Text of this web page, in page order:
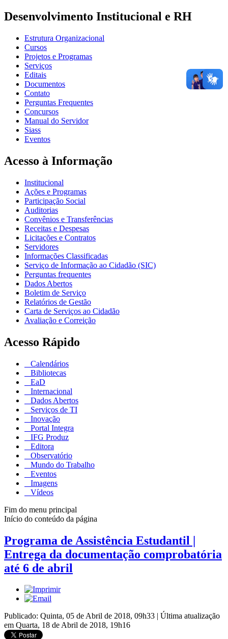
Desenvolvimento Institucional e RH
Estrutura Organizacional
Cursos
Projetos e Programas
Serviços
Editais
Documentos
Contato
Perguntas Frequentes
Concursos
Manual do Servidor
Siass
Eventos
Acesso à Informação
Institucional
Ações e Programas
Participação Social
Auditorias
Convênios e Transferências
Receitas e Despesas
Licitações e Contratos
Servidores
Informações Classificadas
Serviço de Informação ao Cidadão (SIC)
Perguntas frequentes
Dados Abertos
Boletim de Serviço
Relatórios de Gestão
Carta de Serviços ao Cidadão
Avaliação e Correição
Acesso Rápido
Calendários
Bibliotecas
EaD
Internacional
Dados Abertos
Serviços de TI
Inovação
Portal Integra
IFG Produz
Editora
Observatório
Mundo do Trabalho
Eventos
Imagens
Vídeos
Fim do menu principal
Início do conteúdo da página
Programa de Assistência Estudantil |
Entrega da documentação comprobatória
até 6 de abril
Publicado: Quinta, 05 de Abril de 2018, 09h33 | Última atualização
em Quarta, 18 de Abril de 2018, 19h16